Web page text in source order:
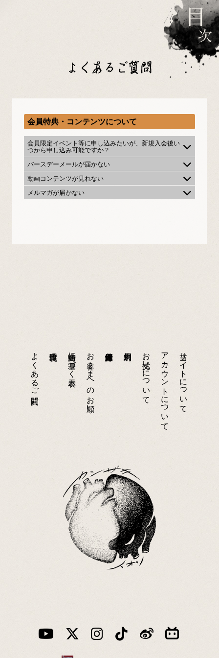
よくあるご質問
会員特典・コンテンツについて
会員限定イベント等に申し込みたいが、新規入会後い
つから申し込み可能ですか？
バースデーメールが届かない
動画コンテンツが見れない
メルマガが届かない
当サイトについて
アカウントについて
お支払いについて
お客さまへのお願い
特商法に基づく表示
よくあるご質問